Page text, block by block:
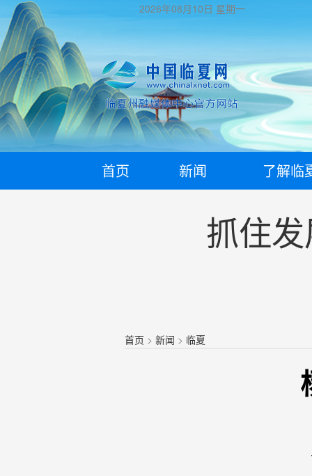
2026年08月10日 星期一
首页 新闻 了解临
抓住
首页 >新闻 > 临夏